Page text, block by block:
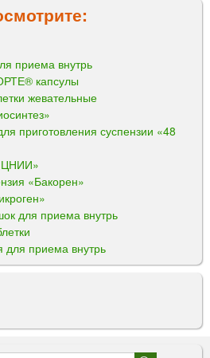
приема внутрь
капсулы
жевательные
приготовления суспензии «48
ЦНИИ»
«Бакорен»
для приема внутрь
приема внутрь